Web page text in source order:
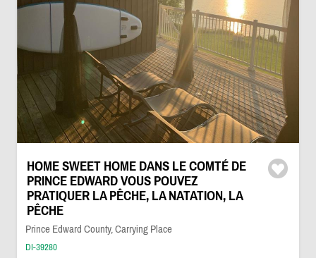
HOME SWEET HOME DANS LE COMTÉ DE
PRINCE EDWARD VOUS POUVEZ
PRATIQUER LA PÊCHE, LA NATATION, LA
PÊCHE
Prince Edward County, Carrying Place
DI-39280